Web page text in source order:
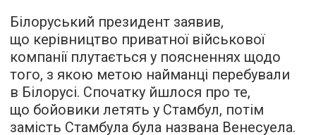
Білоруський президент заявив,
що керівництво приватної військової
компанії плутається у поясненнях щодо
того, з якою метою найманці перебували
в Білорусі. Спочатку йшлося про те,
що бойовики летять у Стамбул, потім
замість Стамбула була названа Венесуела.